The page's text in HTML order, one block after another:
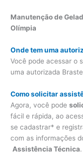
Manutenção de
Olímpia
Onde tem uma
Você pode acessar o
uma autorizada
Como solicitar
Agora, você pode
fácil e rápida, ao
se cadastrar* e
com as informações
Assistência Técnica.